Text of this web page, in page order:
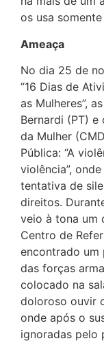
os usa
Ameaça
No dia 25 de
“16 Dias de
as Mulheres”,
Bernardi (PT)
da Mulher
Pública: “A
violência”,
tentativa de
direitos.
veio à tona um
Centro de
encontrado um
das forças
colocado na
doloroso ouvir
onde após o
ignoradas pelo